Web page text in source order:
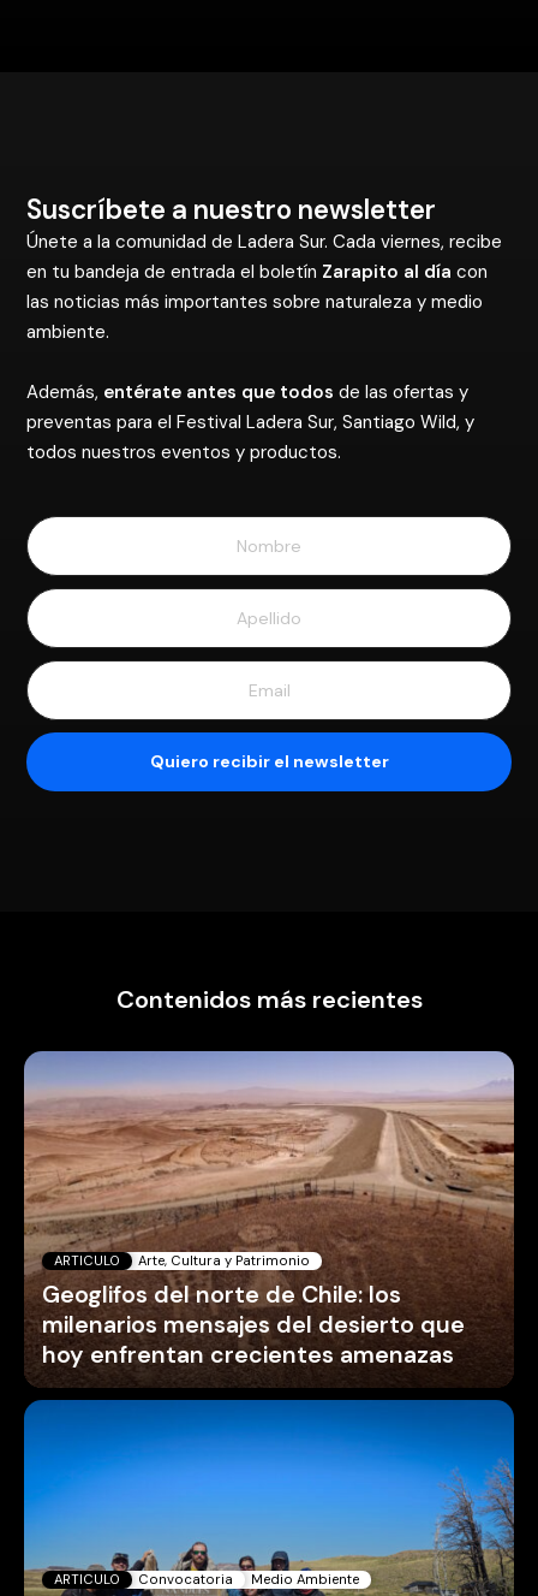
Suscríbete a nuestro newsletter
Únete a la comunidad de Ladera Sur. Cada viernes, recibe
en tu bandeja de entrada el boletín Zarapito al día con
las noticias más importantes sobre naturaleza y medio
ambiente.
Además, entérate antes que todos de las ofertas y
preventas para el Festival Ladera Sur, Santiago Wild, y
todos nuestros eventos y productos.
Contenidos más recientes
ARTICULO Arte, Cultura y Patrimonio
Geoglifos del norte de Chile: los
milenarios mensajes del desierto que
hoy enfrentan crecientes amenazas
ARTICULO Convocatoria Medio Ambiente